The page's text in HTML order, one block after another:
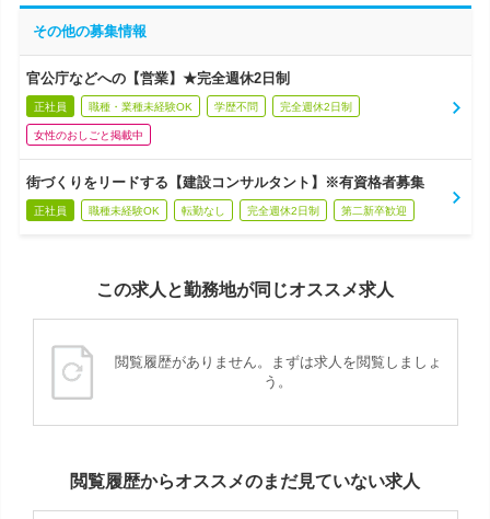
その他の募集情報
官公庁などへの【営業】★完全週休2日制
正社員 職種・業種未経験OK 学歴不問 完全週休2日制
女性のおしごと掲載中
街づくりをリードする【建設コンサルタント】※有資格者募集
正社員 職種未経験OK 転勤なし 完全週休2日制 第二新卒歓迎
この求人と勤務地が同じオススメ求人
閲覧履歴がありません。まずは求人を閲覧しましょ
う。
閲覧履歴からオススメのまだ見ていない求人